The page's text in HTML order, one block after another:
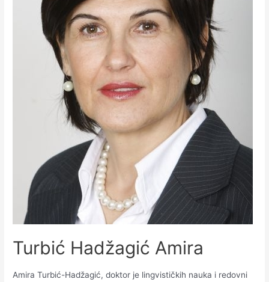
Turbić Hadžagić Amira
Amira Turbić-Hadžagić, doktor je lingvističkih nauka i redovni